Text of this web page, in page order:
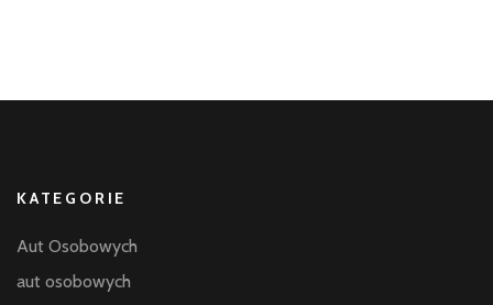
KATEGORIE
Aut Osobowych
aut osobowych